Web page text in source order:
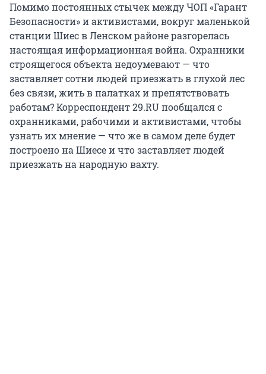
Помимо постоянных стычек между ЧОП «Гарант
Безопасности» и активистами, вокруг маленькой
станции Шиес в Ленском районе разгорелась
настоящая информационная война. Охранники
строящегося объекта недоумевают — что
заставляет сотни людей приезжать в глухой лес
без связи, жить в палатках и препятствовать
работам? Корреспондент 29.RU пообщался с
охранниками, рабочими и активистами, чтобы
узнать их мнение — что же в самом деле будет
построено на Шиесе и что заставляет людей
приезжать на народную вахту.